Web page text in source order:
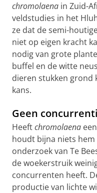
chromolaena in Zuid-
veldstudies in het
ze dat de semi-
niet op eigen kracht
nodig van grote
buffel en de witte
dieren stukken grond
kans.
Geen
Heeftchromolaena
houdt bijna niets
onderzoek van Te
de woekerstruik
concurrenten heeft.
productie van lichte